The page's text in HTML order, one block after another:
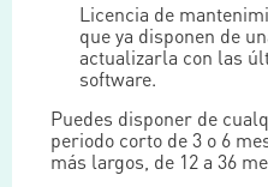
Licencia de
que ya disponen de
actualizarla con las
software.
Puedes disponer de
periodo corto de 3 o 6
más largos, de 12 a 36